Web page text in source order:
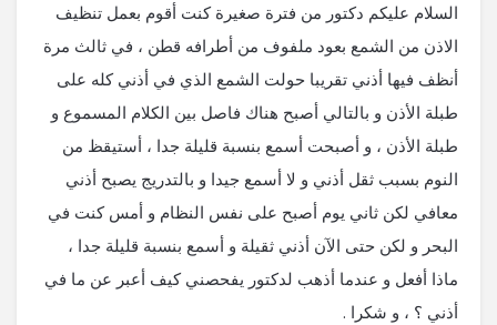
السلام عليكم دكتور من فترة صغيرة كنت أقوم بعمل تنظيف
الاذن من الشمع بعود ملفوف من أطرافه قطن ، في ثالث مرة
أنظف فيها أذني تقريبا حولت الشمع الذي في أذني كله على
طبلة الأذن و بالتالي أصبح هناك فاصل بين الكلام المسموع و
طبلة الأذن ، و أصبحت أسمع بنسبة قليلة جدا ، أستيقظ من
النوم بسبب ثقل أذني و لا أسمع جيدا و بالتدريج يصبح أذني
معافي لكن ثاني يوم أصبح على نفس النظام و أمس كنت في
البحر و لكن حتى الآن أذني ثقيلة و أسمع بنسبة قليلة جدا ،
ماذا أفعل و عندما أذهب لدكتور يفحصني كيف أعبر عن ما في
أذني ؟ ، و شكرا .